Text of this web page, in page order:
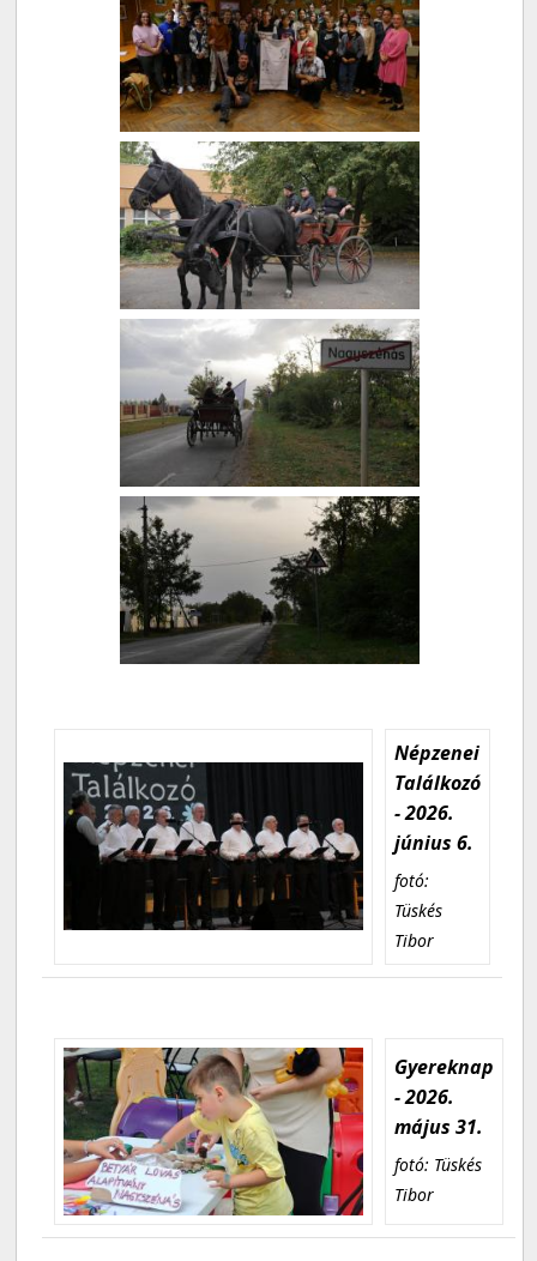
Népzenei
Találkozó
- 2026.
június 6.
fotó:
Tüskés
Tibor
Gyereknap
- 2026.
május 31.
fotó: Tüskés
Tibor